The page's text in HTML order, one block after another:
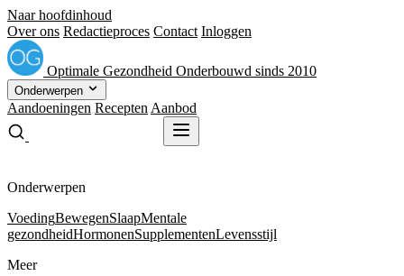
Naar hoofdinhoud
Over ons Redactieproces Contact Inloggen
Optimale Gezondheid Onderbouwd sinds 2010
Onderwerpen
Aandoeningen Recepten Aanbod
Onderwerpen
VoedingBewegenSlaapMentale
gezondheidHormonenSupplementenLevensstijl
Meer